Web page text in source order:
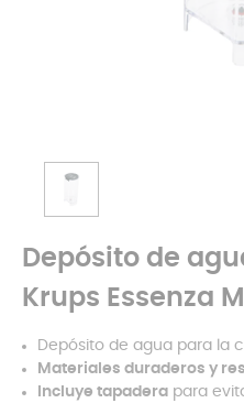
Depósito de
Krups Essenza
Depósito de agua para la
Materiales duraderos y
Incluye tapadera para